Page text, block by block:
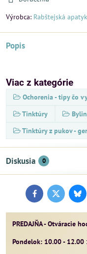
Výrobca: Rabštejská
Popis
Viac z kategórie
Ochorenia - tipy čo
Tinktúry
Tinktúry z pukov -
Diskusia 0
FacebookTwitter
PREDAJŇA - Otváracie
Pondelok: 10.00 - 12.00